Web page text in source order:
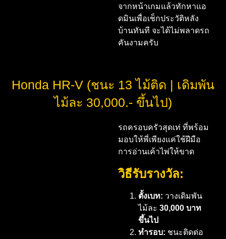
จากหน้าเกมแล้วทักหาแอ
ดมินเพื่อเช็กประวัติหลัง
บ้านทันที จะได้ไม่พลาดรถ
คันงามครับ
Honda HR-V (ชนะ 13 ไม้ติด | เดิมพัน
ไม้ละ 30,000.- ขึ้นไป)
รถครอบครัวสุดเท่ ที่พร้อม
มอบให้พี่เพียงแค่ใช้ฝีมือ
การอ่านเค้าไพ่ให้ขาด
วิธีรับรางวัล:
ตั้งเบท: วางเดิมพัน
ไม้ละ 30,000 บาท
ขึ้นไป
ทำรอบ: ชนะติดต่อ